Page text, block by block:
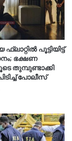
പൂട്ടിയിട്ട്
ഭക്ഷണ
തുമ്പുണ്ടാക്കി
പോലീസ്